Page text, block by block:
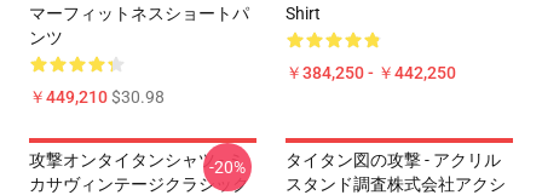
マーフィットネスショートパ
ンツ
￥449,210$30.98
Shirt
￥384,250 - ￥442,250
攻撃オンタイタンシャツ - ミ
カサヴィンテージクラシック
-20%
タイタン図の攻撃 - アクリル
スタンド調査株式会社アクシ